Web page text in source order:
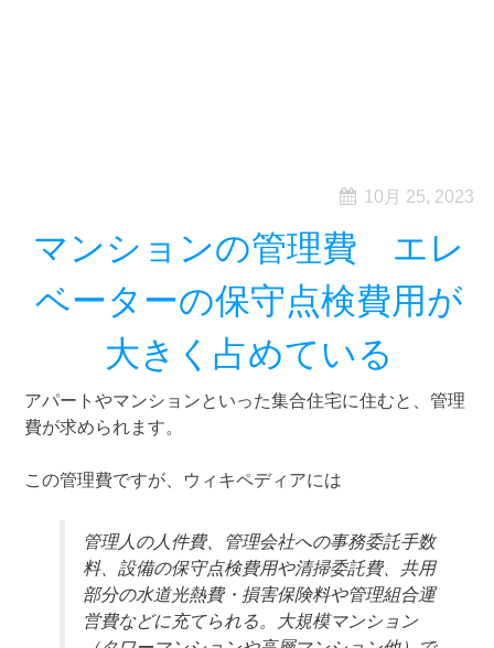
10月 25, 2023
マンションの管理費 エレ
ベーターの保守点検費用が
大きく占めている
アパートやマンションといった集合住宅に住むと、管理
費が求められます。
この管理費ですが、ウィキペディアには
管理人の人件費、管理会社への事務委託手数
料、設備の保守点検費用や清掃委託費、共用
部分の水道光熱費・損害保険料や管理組合運
営費などに充てられる。大規模マンション